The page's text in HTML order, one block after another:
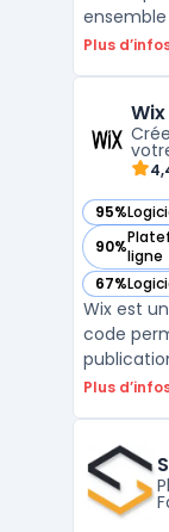
gestion
solution
Plus
Wix
95%
— voir
90%ligne
— voir
67%
— voir
Wix est
code
internet
blogs ou ...
Plus